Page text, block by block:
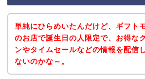
単純にひらめいたんだけど、ギフト
のお店で誕生日の人限定で、お得な
ンやタイムセールなどの情報を配信
ないのかな～。